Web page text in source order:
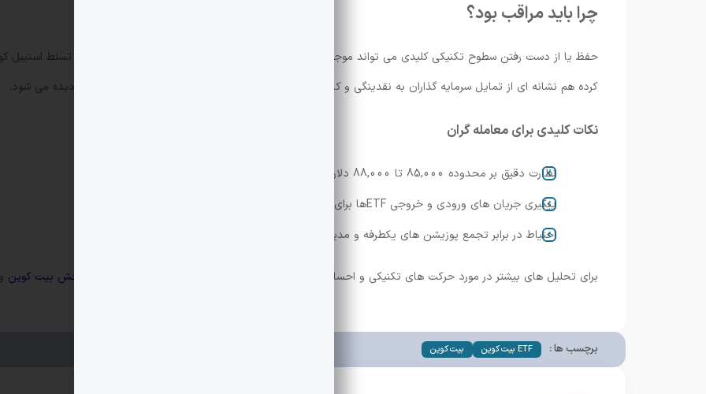
چرا باید مراقب بود؟
کرده هم نشانه ای از تمایل سرمایه گذاران به نقدینگی و کاهش ریسک است؛ پدیده ای که معمولا در بازارهای نزولی دیده می شود.
نکات کلیدی برای معامله گران
نظارت دقیق بر محدوده 85,000 تا 88,000 دلار؛ شکست این ناحیه پیامدهای فوری خواهد داشت.
پیگیری جریان های ورودی و خروجی ETFها برای درک بهتر روند تقاضای نهادی.
احتیاط در برابر تجمع پوزیشن های یکطرفه و مدیریت ریسک فعال.
برای تحلیل های بیشتر در مورد حرکت های تکنیکی و احساسات بازار می توانید به بخش های مرتبط مراجعه کنید: بخش بیت کوین و
برچسب ها : ETF بیت کوین بیت کوین